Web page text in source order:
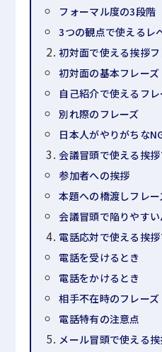
フォーマル度の3段階
3つの観点で使えるレ
初対面で使える挨拶
初対面の基本フレーズ
自己紹介で使えるフレ
別れ際のフレーズ
日本人がやりがちな
会議冒頭で使える挨
参加者への挨拶
本題への橋渡しフレー
会議冒頭で陥りやすい
電話応対で使える挨
電話を受けるとき
電話をかけるとき
相手不在時のフレーズ
電話特有の注意点
メール冒頭で使える